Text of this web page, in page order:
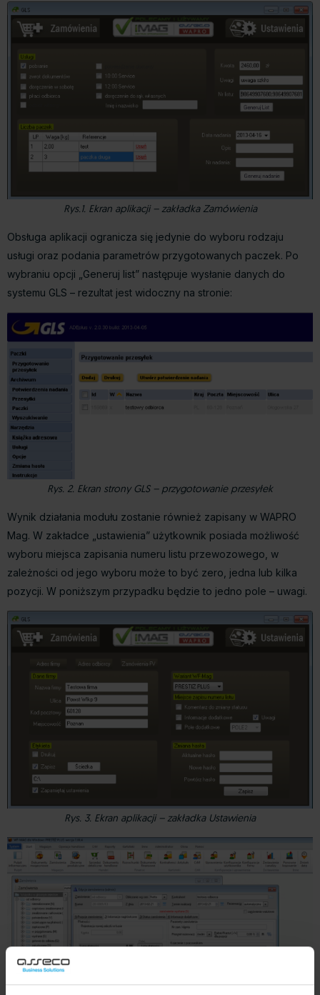
Rys.1. Ekran aplikacji – zakładka Zamówienia
Obsługa aplikacji ogranicza się jedynie do wyboru rodzaju
usługi oraz podania parametrów przygotowanych paczek. Po
wybraniu opcji „Generuj list” następuje wysłanie danych do
systemu GLS – rezultat jest widoczny na stronie:
Rys. 2. Ekran strony GLS – przygotowanie przesyłek
Wynik działania modułu zostanie również zapisany w WAPRO
Mag. W zakładce „ustawienia” użytkownik posiada możliwość
wyboru miejsca zapisania numeru listu przewozowego, w
zależności od jego wyboru może to być zero, jedna lub kilka
pozycji. W poniższym przypadku będzie to jedno pole – uwagi.
Rys. 3. Ekran aplikacji – zakładka Ustawienia